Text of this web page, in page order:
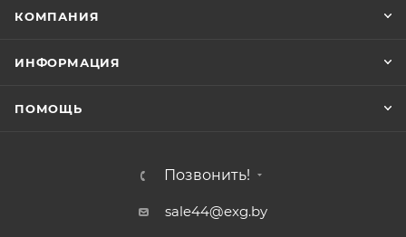
КОМПАНИЯ
ИНФОРМАЦИЯ
ПОМОЩЬ
Позвонить!
sale44@exg.by